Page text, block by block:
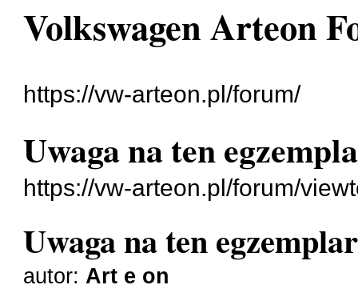
Volkswagen Arteon
https://vw-arteon.pl/forum/
Uwaga na ten
https://vw-arteon.pl/forum/
Uwaga na ten
autor: Art e on